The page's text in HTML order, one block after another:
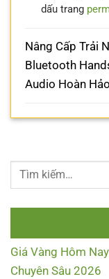
dấu trang
Nâng Cấp Trải
Bluetooth
Audio Hoàn Hảo
Giá Vàng Hôm
Chuyên Sâu 2026